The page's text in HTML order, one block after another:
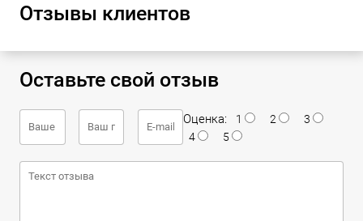
Отзывы клиентов
Оставьте свой отзыв
Оценка: 1 2
3
4
5